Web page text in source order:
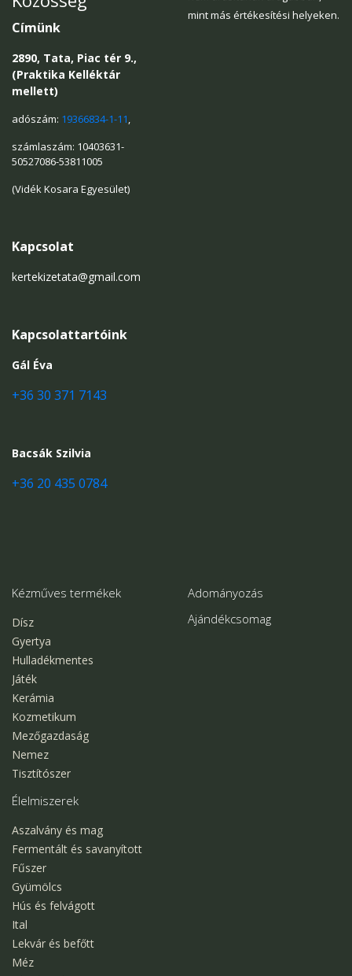
Címünk
2890, Tata, Piac tér 9.,
(Praktika Kelléktár
mellett)
adószám: 19366834-1-11,
számlaszám: 10403631-
50527086-53811005
(Vidék Kosara Egyesület)
Kapcsolat
kertekizetata@gmail.com
Kapcsolattartóink
Gál Éva
+36 30 371 7143
Bacsák Szilvia
+36 20 435 0784
mint más értékesítési helyeken.
Kézműves termékek
Dísz
Gyertya
Hulladékmentes
Játék
Kerámia
Kozmetikum
Mezőgazdaság
Nemez
Tisztítószer
Élelmiszerek
Aszalvány és mag
Fermentált és savanyított
Fűszer
Gyümölcs
Hús és felvágott
Ital
Lekvár és befőtt
Méz
Adományozás
Ajándékcsomag